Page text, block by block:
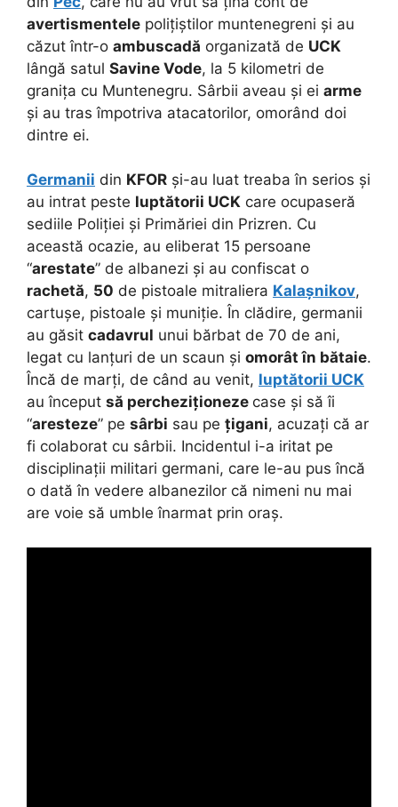
avertismentele polițiștilor muntenegreni și au
căzut într-o ambuscadă organizată de UCK
lângă satul Savine Vode, la 5 kilometri de
granița cu Muntenegru. Sârbii aveau și ei arme
și au tras împotriva atacatorilor, omorând doi
dintre ei.
Germanii din KFOR și-au luat treaba în serios și
au intrat peste luptătorii UCK care ocupaseră
sediile Poliției și Primăriei din Prizren. Cu
această ocazie, au eliberat 15 persoane
“arestate” de albanezi și au confiscat o
rachetă, 50 de pistoale mitraliera Kalașnikov,
cartușe, pistoale și muniție. În clădire, germanii
au găsit cadavrul unui bărbat de 70 de ani,
legat cu lanțuri de un scaun și omorât în bătaie.
Încă de marți, de când au venit, luptătorii UCK
au început să percheziționeze case și să îi
“aresteze” pe sârbi sau pe țigani, acuzați că ar
fi colaborat cu sârbii. Incidentul i-a iritat pe
disciplinații militari germani, care le-au pus încă
o dată în vedere albanezilor că nimeni nu mai
are voie să umble înarmat prin oraș.